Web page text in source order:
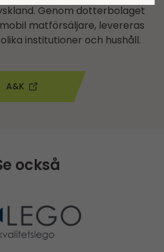
Genom dotterbolaget
matförsäljare, levereras
institutioner och hushåll.
A&K
också